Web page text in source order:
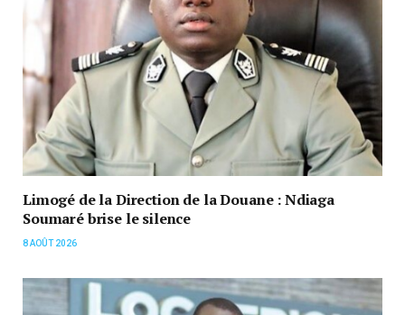
Limogé de la Direction de la Douane : Ndiaga
Soumaré brise le silence
8 AOÛT 2026